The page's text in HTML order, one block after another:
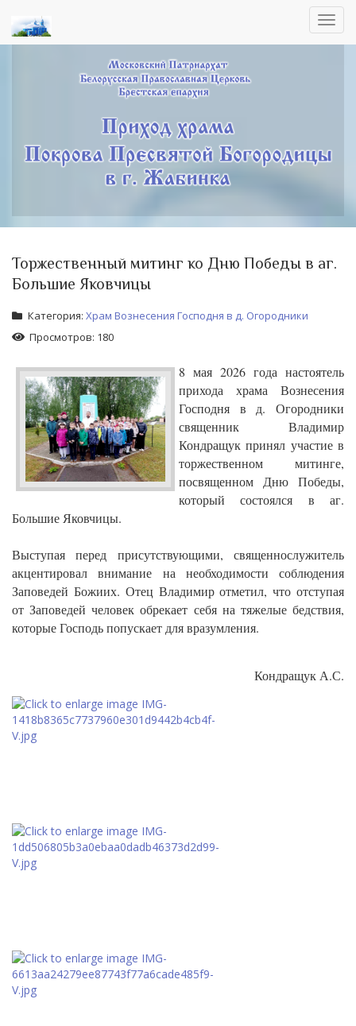
Торжественный митинг ко Дню Победы в аг.
Большие Яковчицы
Категория: Храм Вознесения Господня в д. Огородники
Просмотров: 180
8 мая 2026 года настоятель
прихода храма Вознесения
Господня в д. Огородники
священник Владимир
Кондращук принял участие в
торжественном митинге,
посвященном Дню Победы,
который состоялся в аг.
Большие Яковчицы.
Выступая перед присутствующими, священнослужитель
акцентировал внимание на необходимости соблюдения
Заповедей Божиих. Отец Владимир отметил, что отступая
от Заповедей человек обрекает себя на тяжелые бедствия,
которые Господь попускает для вразумления.
Кондращук А.С.